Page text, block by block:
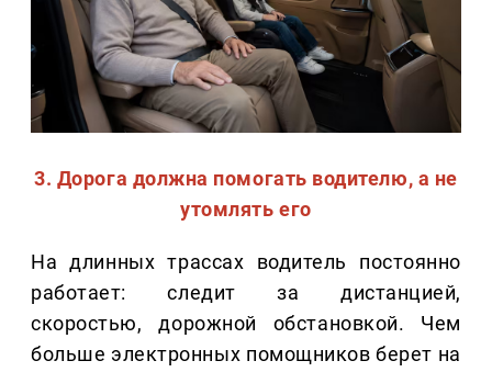
3. Дорога должна помогать водителю, а не
утомлять его
На длинных трассах водитель постоянно
работает: следит за дистанцией,
скоростью, дорожной обстановкой. Чем
больше электронных помощников берет на